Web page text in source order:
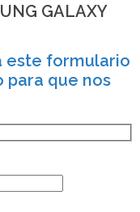
GALAXY
este formulario
para que nos